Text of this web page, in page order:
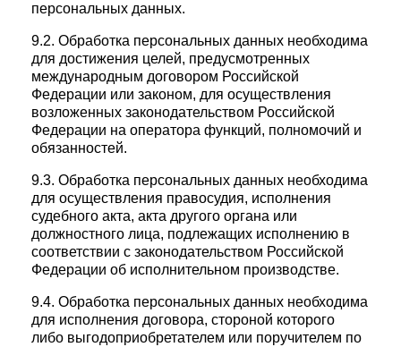
персональных данных.
9.2. Обработка персональных данных необходима
для достижения целей, предусмотренных
международным договором Российской
Федерации или законом, для осуществления
возложенных законодательством Российской
Федерации на оператора функций, полномочий и
обязанностей.
9.3. Обработка персональных данных необходима
для осуществления правосудия, исполнения
судебного акта, акта другого органа или
должностного лица, подлежащих исполнению в
соответствии с законодательством Российской
Федерации об исполнительном производстве.
9.4. Обработка персональных данных необходима
для исполнения договора, стороной которого
либо выгодоприобретателем или поручителем по